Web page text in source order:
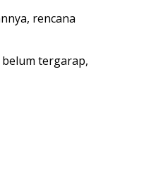
rencana
tergarap,